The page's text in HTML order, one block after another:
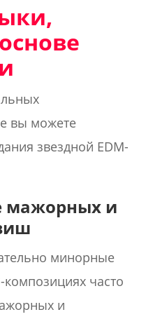
вы можете
звездной EDM-
мажорных и
минорные
часто
и